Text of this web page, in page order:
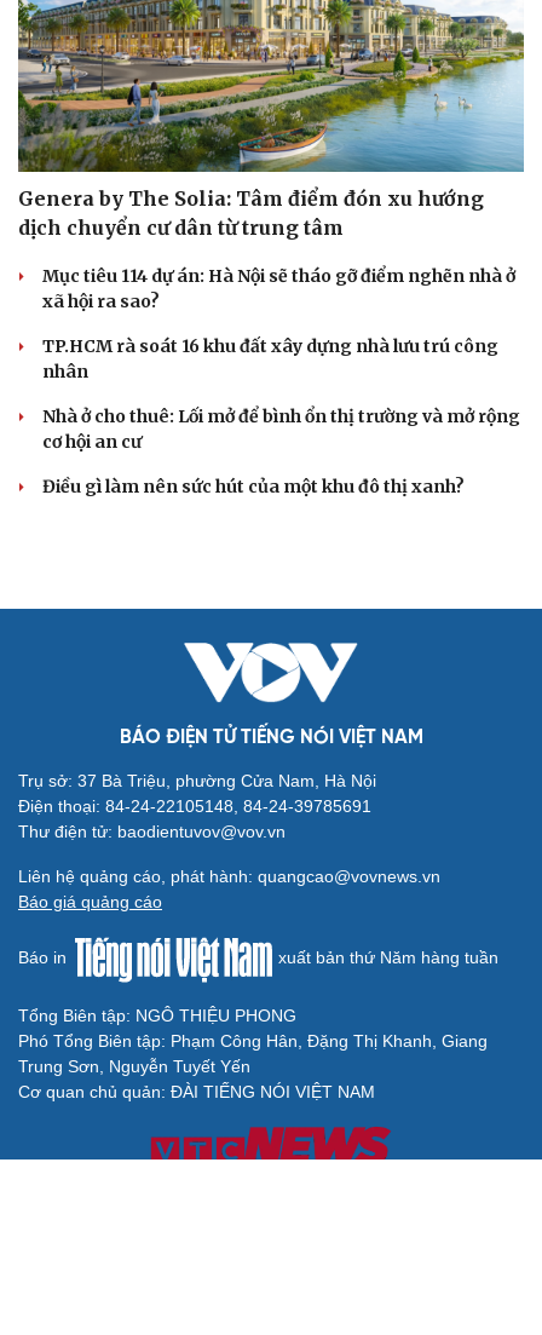
Genera by The Solia: Tâm điểm đón xu hướng
dịch chuyển cư dân từ trung tâm
Mục tiêu 114 dự án: Hà Nội sẽ tháo gỡ điểm nghẽn nhà ở
xã hội ra sao?
TP.HCM rà soát 16 khu đất xây dựng nhà lưu trú công
nhân
Nhà ở cho thuê: Lối mở để bình ổn thị trường và mở rộng
cơ hội an cư
Điều gì làm nên sức hút của một khu đô thị xanh?
BÁO ĐIỆN TỬ TIẾNG NÓI VIỆT NAM
Trụ sở: 37 Bà Triệu, phường Cửa Nam, Hà Nội
Điện thoại: 84-24-22105148, 84-24-39785691
Thư điện tử: baodientuvov@vov.vn
Liên hệ quảng cáo, phát hành: quangcao@vovnews.vn
Báo giá quảng cáo
Báo in xuất bản thứ Năm hàng tuần
Tổng Biên tập: NGÔ THIỆU PHONG
Phó Tổng Biên tập: Phạm Công Hân, Đặng Thị Khanh, Giang
Trung Sơn, Nguyễn Tuyết Yến
Cơ quan chủ quản: ĐÀI TIẾNG NÓI VIỆT NAM